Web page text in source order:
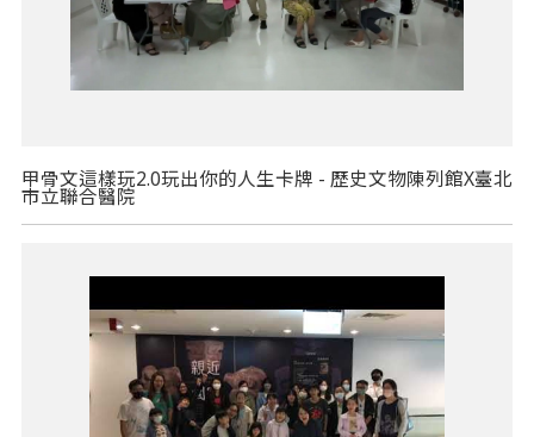
甲骨文這樣玩2.0玩出你的人生卡牌 - 歷史文物陳列館X臺北
市立聯合醫院